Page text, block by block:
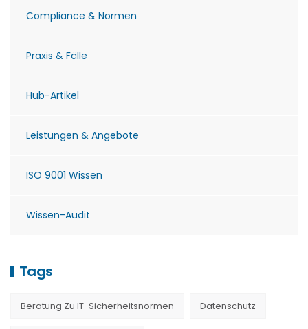
Compliance & Normen
Praxis & Fälle
Hub-Artikel
Leistungen & Angebote
ISO 9001 Wissen
Wissen-Audit
Tags
Beratung Zu IT-Sicherheitsnormen Datenschutz